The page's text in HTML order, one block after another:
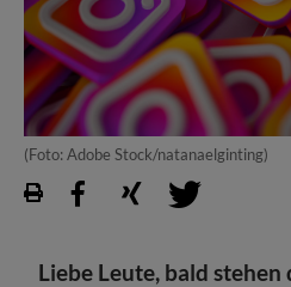
(Foto: Adobe Stock/natanaelginting)
Liebe Leute, bald